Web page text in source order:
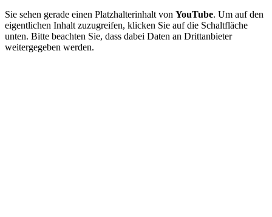
Sie sehen gerade einen Platzhalterinhalt von YouTube. Um auf den
eigentlichen Inhalt zuzugreifen, klicken Sie auf die Schaltfläche
unten. Bitte beachten Sie, dass dabei Daten an Drittanbieter
weitergegeben werden.